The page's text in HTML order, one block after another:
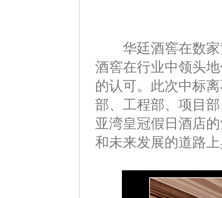
华廷酒窖在数家
酒窖在行业中领头
的认可。此次中标
部、工程部、项目
亚湾皇冠假日酒店
和未来发展的道路